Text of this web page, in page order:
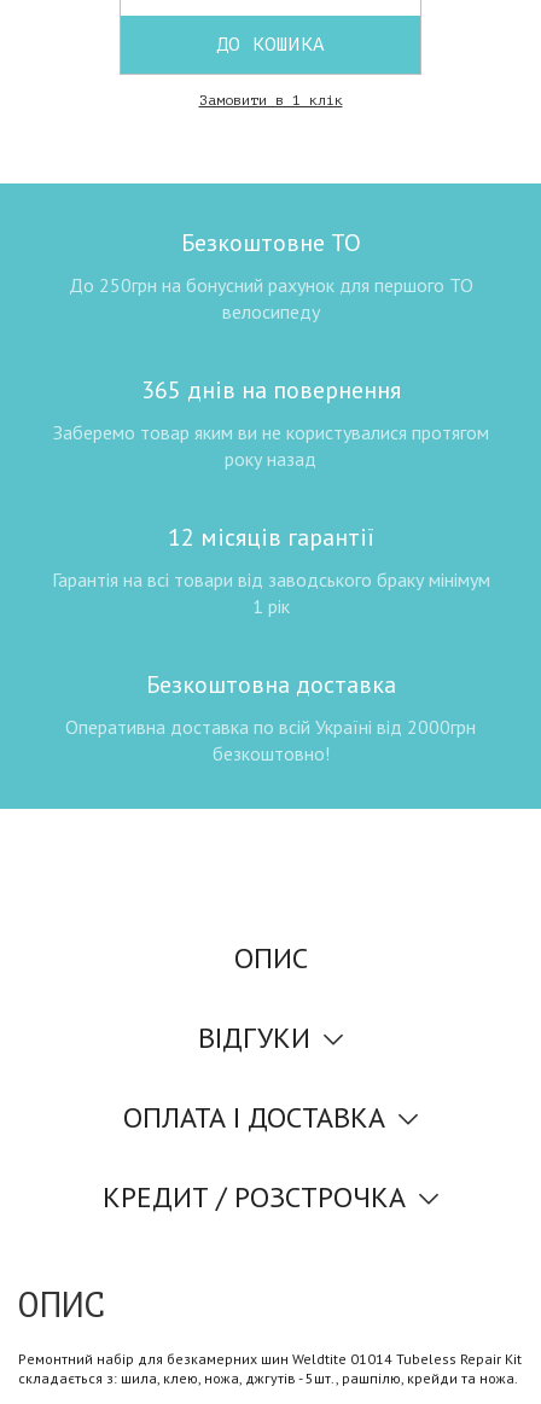
ДО КОШИКА
Замовити в 1 клік
Безкоштовне ТО
До 250грн на бонусний рахунок для першого ТО
велосипеду
365 днів на повернення
Заберемо товар яким ви не користувалися протягом
року назад
12 місяців гарантії
Гарантія на всі товари від заводського браку мінімум
1 рік
Безкоштовна доставка
Оперативна доставка по всій Україні від 2000грн
безкоштовно!
ОПИС
ВІДГУКИ
ОПЛАТА І ДОСТАВКА
КРЕДИТ / РОЗСТРОЧКА
ОПИС
Ремонтний набір для безкамерних шин Weldtite 01014 Tubeless Repair Kit
складається з: шила, клею, ножа, джгутів - 5шт., рашпілю, крейди та ножа.